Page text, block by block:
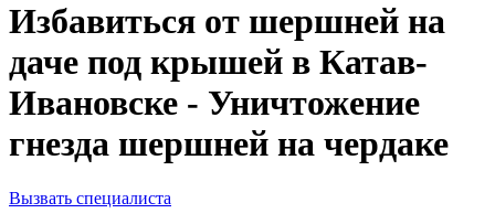
Избавиться от шершней на
даче под крышей в Катав-
Ивановске - Уничтожение
гнезда шершней на чердаке
Вызвать специалиста